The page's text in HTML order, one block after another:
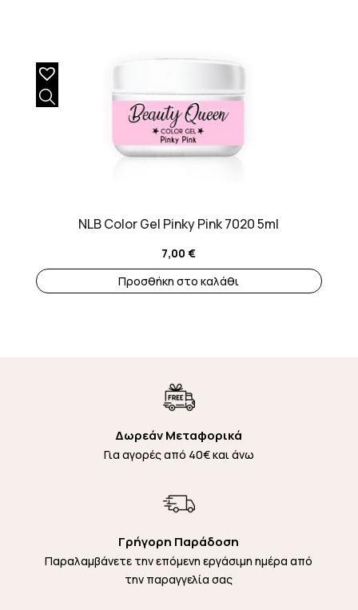
NLB Color Gel Pinky Pink 7020 5ml
7,00€
Προσθήκη στο καλάθι
Δωρεάν Μεταφορικά
Για αγορές από 40€ και άνω
Γρήγορη Παράδοση
Παραλαμβάνετε την επόμενη εργάσιμη ημέρα από
την παραγγελία σας